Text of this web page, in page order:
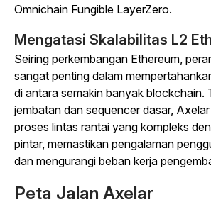
Omnichain Fungible LayerZero.
Mengatasi Skalabilitas L2
Seiring perkembangan Ethereum,
sangat penting dalam
di antara semakin banyak blockchain.
jembatan dan sequencer dasar,
proses lintas rantai yang kompleks
pintar, memastikan pengalaman
dan mengurangi beban kerja
Peta Jalan Axelar